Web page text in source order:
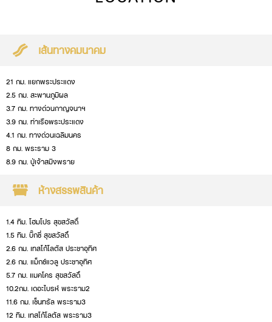
เส้นทางคมนาคม
21 กม. แยกพระประแดง
2.5 กม. สะพานภูมิผล
3.7 กม. ทางด่วนกาญจนาฯ
3.9 กม. ท่าเรือพระประแดง
4.1 กม. ทางด่วนเฉลิมนคร
8 กม. พระราม 3
8.9 กม. ปู่เจ้าสมิงพราย
ห้างสรรพสินค้า
1.4 ทิม. โฮมโปร สุขสวัสดิ์
1.5 ทิม. บิ๊กซี่ สุขสวัสดิ์
2.6 กม. เทสโก้โลตัส ประชาอุทิศ
2.6 กม. แม็กซ์แวลู ประชาอุทิศ
5.7 กม. แมคโคร สุขสวัสดิ์
10.2กม. เดอะไบรห์ พระราม2
11.6 กม. เซ็นทรัล พระราม3
12 ทิม. เทสโก้โลตัส พระราม3